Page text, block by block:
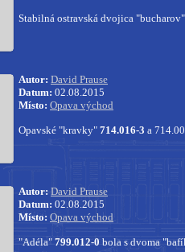
Stabilná ostravská dvojica
Autor: David Prause
Datum: 02.08.2015
Místo: Opava východ
Opavské "kravky" 714.016-3 a
Autor: David Prause
Datum: 02.08.2015
Místo: Opava východ
"Adéla" 799.012-0 bola s dvoma